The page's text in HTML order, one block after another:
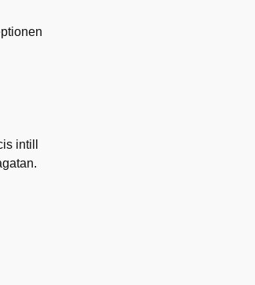
intill